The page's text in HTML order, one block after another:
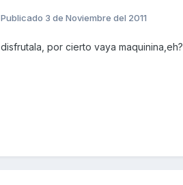
Publicado 3 de Noviembre del 2011
disfrutala, por cierto vaya maquinina,eh?